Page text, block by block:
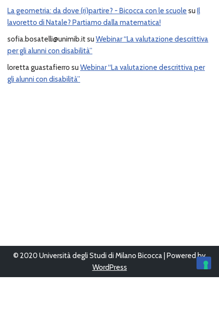
La geometria: da dove (ri)partire? - Bicocca con le scuole su Il
lavoretto di Natale? Partiamo dalla matematica!
sofia.bosatelli@unimib.itsu Webinar “La valutazione descrittiva
per gli alunni con disabilità”
loretta guastafierro su Webinar “La valutazione descrittiva per
gli alunni con disabilità”
© 2020 Università degli Studi di Milano Bicocca | Powered by
WordPress